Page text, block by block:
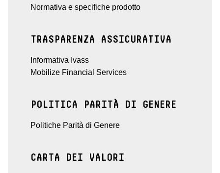
Normativa e specifiche prodotto
TRASPARENZA ASSICURATIVA
Informativa Ivass
Mobilize Financial Services
POLITICA PARITÀ DI GENERE
Politiche Parità di Genere
CARTA DEI VALORI